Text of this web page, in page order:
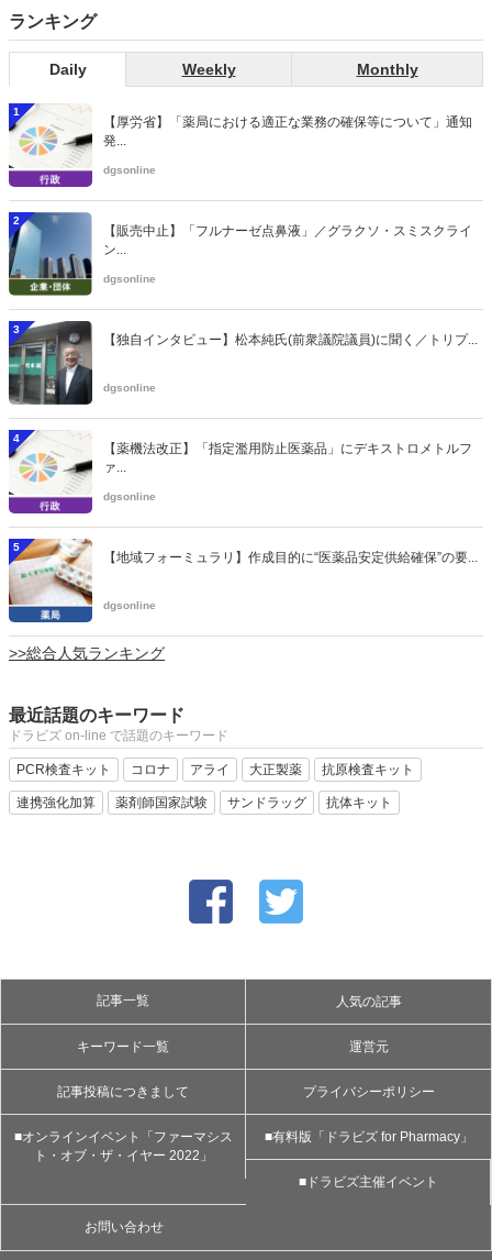
ランキング
Daily Weekly Monthly
1
【厚労省】「薬局における適正な業務の確保等について」通知
発...
dgsonline
2
【販売中止】「フルナーゼ点鼻液」／グラクソ・スミスクライ
ン...
dgsonline
3
【独自インタビュー】松本純氏(前衆議院議員)に聞く／トリプ...
dgsonline
4
【薬機法改正】「指定濫用防止医薬品」にデキストロメトルフ
ァ...
dgsonline
5
【地域フォーミュラリ】作成目的に“医薬品安定供給確保”の要...
dgsonline
>>総合人気ランキング
最近話題のキーワード
ドラビズ on-line で話題のキーワード
PCR検査キット コロナ アライ 大正製薬 抗原検査キット
連携強化加算 薬剤師国家試験 サンドラッグ 抗体キット
記事一覧 人気の記事
キーワード一覧 運営元
記事投稿につきまして プライバシーポリシー
■オンラインイベント「ファーマシス
ト・オブ・ザ・イヤー 2022」
■有料版「ドラビズ for Pharmacy」
■ドラビズ主催イベント
お問い合わせ